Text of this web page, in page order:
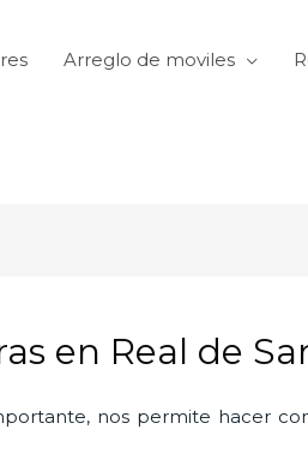
Arreglo de moviles
en Real de
nos permite hacer